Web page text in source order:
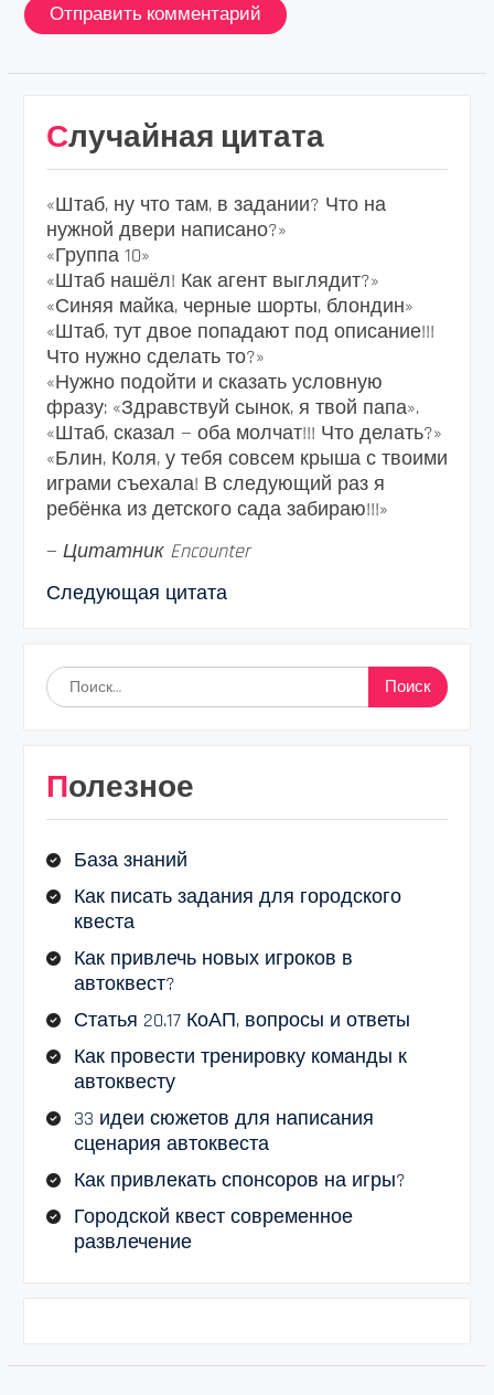
Случайная цитата
«Штаб, ну что там, в задании? Что на
нужной двери написано?»
«Группа 10»
«Штаб нашёл! Как агент выглядит?»
«Синяя майка, черные шорты, блондин»
«Штаб, тут двое попадают под описание!!!
Что нужно сделать то?»
«Нужно подойти и сказать условную
фразу: «Здравствуй сынок, я твой папа».
«Штаб, сказал — оба молчат!!! Что делать?»
«Блин, Коля, у тебя совсем крыша с твоими
играми съехала! В следующий раз я
ребёнка из детского сада забираю!!!»
— Цитатник Encounter
Следующая цитата
Найти:
Полезное
База знаний
Как писать задания для городского
квеста
Как привлечь новых игроков в
автоквест?
Статья 20.17 КоАП, вопросы и ответы
Как провести тренировку команды к
автоквесту
33 идеи сюжетов для написания
сценария автоквеста
Как привлекать спонсоров на игры?
Городской квест современное
развлечение